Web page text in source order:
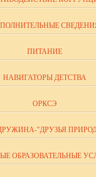
ПИТАНИЕ
НАВИГАТОРЫ ДЕТСТВА
ОРКСЭ
"ДРУЗЬЯ
ОБРАЗОВАТЕЛЬНЫЕ